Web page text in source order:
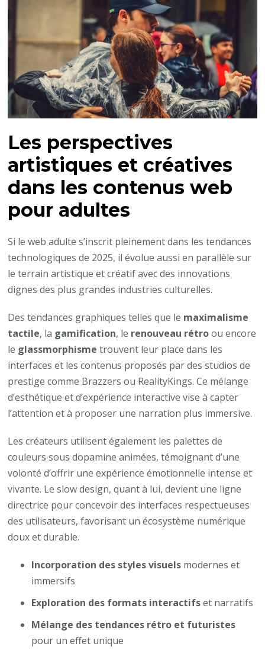
Les perspectives
artistiques et créatives
dans les contenus web
pour adultes
Si le web adulte s’inscrit pleinement dans les tendances
technologiques de 2025, il évolue aussi en parallèle sur
le terrain artistique et créatif avec des innovations
dignes des plus grandes industries culturelles.
Des tendances graphiques telles que le maximalisme
tactile, la gamification, le renouveau rétroou encore
le glassmorphisme trouvent leur place dans les
interfaces et les contenus proposés par des studios de
prestige comme Brazzers ou RealityKings. Ce mélange
d’esthétique et d’expérience interactive vise à capter
l’attention et à proposer une narration plus immersive.
Les créateurs utilisent également les palettes de
couleurs sous dopamine animées, témoignant d’une
volonté d’offrir une expérience émotionnelle intense et
vivante. Le slow design, quant à lui, devient une ligne
directrice pour concevoir des interfaces respectueuses
des utilisateurs, favorisant un écosystème numérique
doux et durable.
Incorporation des styles visuels modernes et
immersifs
Exploration des formats interactifset narratifs
Mélange des tendances rétro et futuristes
pour un effet unique